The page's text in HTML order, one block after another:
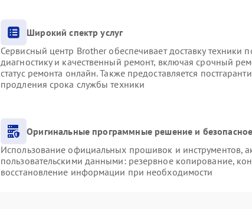
Широкий спектр услуг
Сервисный центр Brother обеспечивает доставку техники
диагностику и качественный ремонт, включая срочный
статус ремонта онлайн. Также предоставляется
продления срока службы техники
Оригинальные программные решение и
Использование официальных прошивок и инструментов,
пользовательскими данными: резервное копирование,
восстановление информации при необходимости